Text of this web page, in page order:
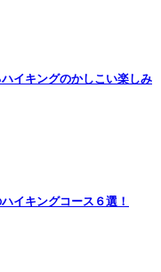
イキングのかしこい楽しみ
イキングコース６選！